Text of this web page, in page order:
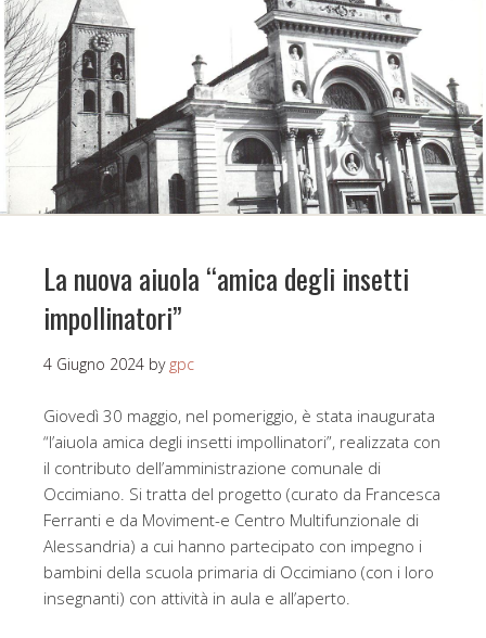
La nuova aiuola “amica degli insetti
impollinatori”
4 Giugno 2024 by gpc
Giovedì 30 maggio, nel pomeriggio, è stata inaugurata
“l’aiuola amica degli insetti impollinatori”, realizzata con
il contributo dell’amministrazione comunale di
Occimiano. Si tratta del progetto (curato da Francesca
Ferranti e da Moviment-e Centro Multifunzionale di
Alessandria) a cui hanno partecipato con impegno i
bambini della scuola primaria di Occimiano (con i loro
insegnanti) con attività in aula e all’aperto.